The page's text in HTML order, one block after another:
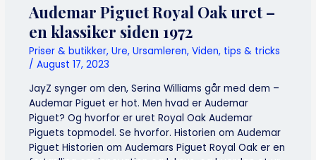
Audemar Piguet Royal Oak uret –
en klassiker siden 1972
Priser & butikker,Ure,Ursamleren,Viden, tips & tricks
/August 17, 2023
JayZ synger om den, Serina Williams går med dem –
Audemar Piguet er hot. Men hvad er Audemar
Piguet? Og hvorfor er uret Royal Oak Audemar
Piguets topmodel. Se hvorfor. Historien om Audemar
Piguet Historien om Audemars Piguet Royal Oak er en